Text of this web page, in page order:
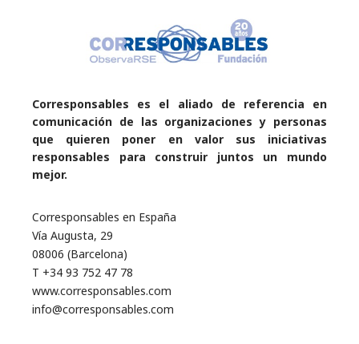
Corresponsables es el aliado de referencia en
comunicación de las organizaciones y personas
que quieren poner en valor sus iniciativas
responsables para construir juntos un mundo
mejor.
Corresponsables en España
Vía Augusta, 29
08006 (Barcelona)
T +34 93 752 47 78
www.corresponsables.com
info@corresponsables.com